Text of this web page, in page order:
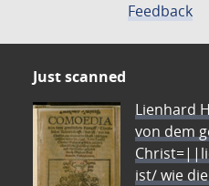
Feedback
Just scanned
Lienhard
von dem
ist/ wie